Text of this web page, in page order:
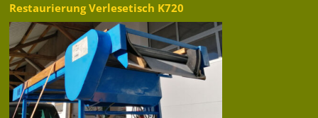
Restaurierung Verlesetisch K720